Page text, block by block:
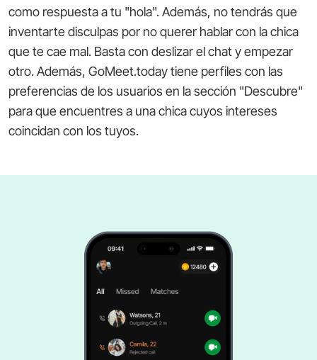
como respuesta a tu "hola". Además, no tendrás que
inventarte disculpas por no querer hablar con la chica
que te cae mal. Basta con deslizar el chat y empezar
otro. Además, GoMeet.today tiene perfiles con las
preferencias de los usuarios en la sección "Descubre"
para que encuentres a una chica cuyos intereses
coincidan con los tuyos.